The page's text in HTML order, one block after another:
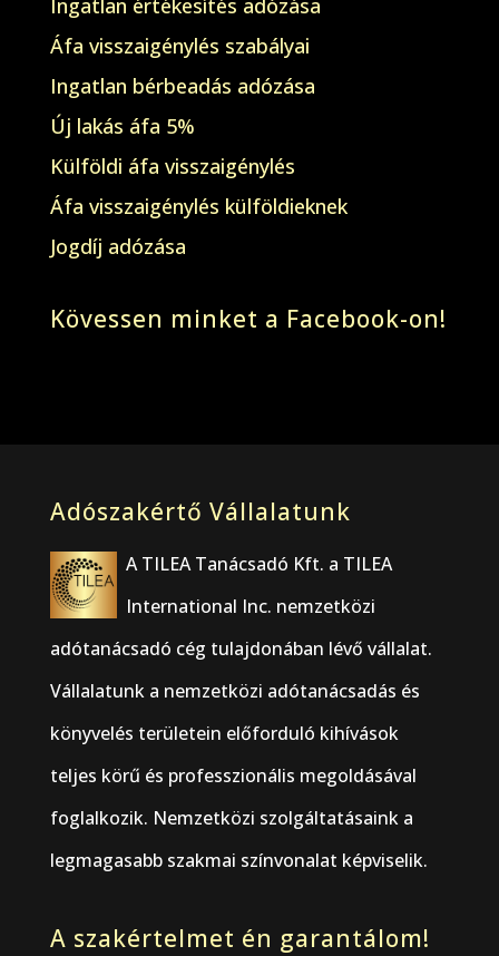
Ingatlan értékesítés adózása
Áfa visszaigénylés szabályai
Ingatlan bérbeadás adózása
Új lakás áfa 5%
Külföldi áfa visszaigénylés
Áfa visszaigénylés külföldieknek
Jogdíj adózása
Kövessen minket a Facebook-on!
Adószakértő Vállalatunk
A TILEA Tanácsadó Kft. a TILEA
International Inc. nemzetközi
adótanácsadó cég tulajdonában lévő vállalat.
Vállalatunk a nemzetközi adótanácsadás és
könyvelés területein előforduló kihívások
teljes körű és professzionális megoldásával
foglalkozik. Nemzetközi szolgáltatásaink a
legmagasabb szakmai színvonalat képviselik.
A szakértelmet én garantálom!